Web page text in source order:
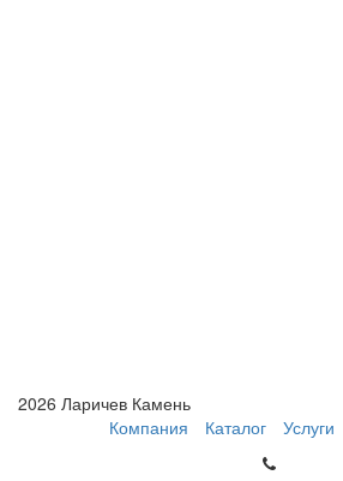
2026 Ларичев Камень
Компания
Каталог Услуги